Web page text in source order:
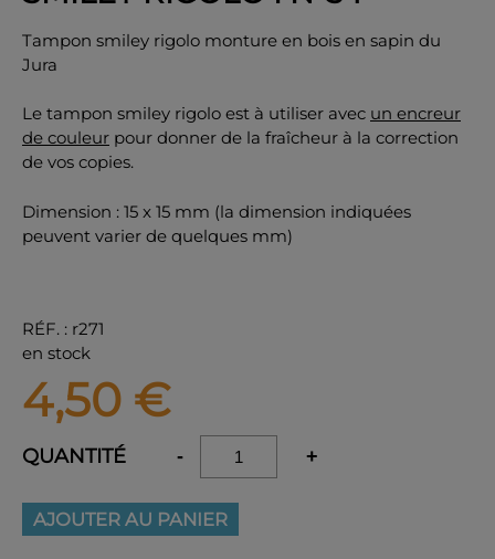
Tampon smiley rigolo monture en bois en sapin du
Jura
Le tampon smiley rigolo est à utiliser avec un encreur
de couleur pour donner de la fraîcheur à la correction
de vos copies.
Dimension : 15 x 15 mm (la dimension indiquées
peuvent varier de quelques mm)
RÉF. : r271
en stock
4,50 €
QUANTITÉ - +
AJOUTER AU PANIER
OK